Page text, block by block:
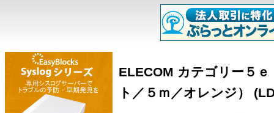
ELECOM カテゴリー５
ト／５ｍ／オレンジ）